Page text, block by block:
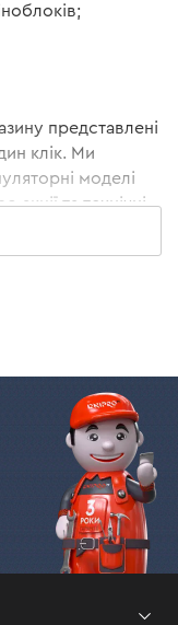
представлені
клік. Ми
моделі
та технічні
цій сторінці.
M має високу
Dnipro-M
його
витримувати
високі